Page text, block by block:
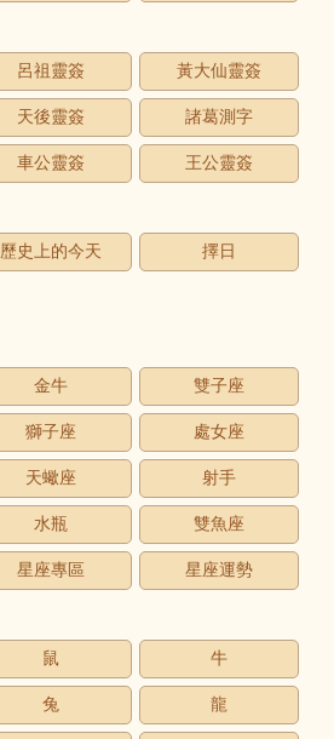
呂祖靈簽 黃大仙靈簽
天後靈簽 諸葛測字
車公靈簽 王公靈簽
歷史上的今天 擇日
金牛 雙子座
獅子座 處女座
天蠍座 射手
水瓶 雙魚座
星座專區 星座運勢
鼠 牛
兔 龍